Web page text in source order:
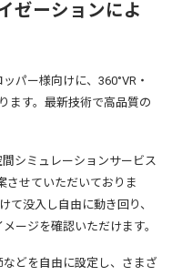
ゼーションによ
パー様向けに、360°VR・
ます。最新技術で高品質の
シミュレーションサービス
させていただいておりま
て没入し自由に動き回り、
ージを確認いただけます。
どを自由に設定し、さまざ